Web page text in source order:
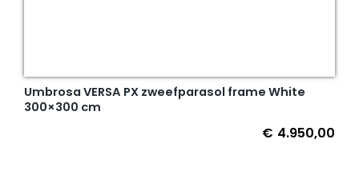
Umbrosa VERSA PX zweefparasol frame White
300×300 cm
€ 4.950,00